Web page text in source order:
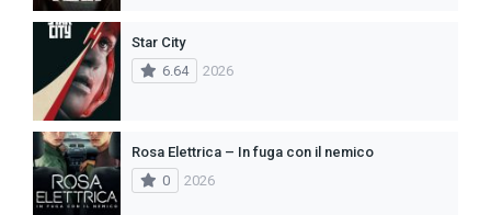
Star City
6.64
2026
Rosa Elettrica – In fuga con il nemico
0
2026